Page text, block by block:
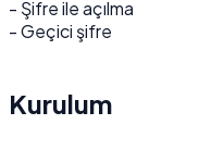
- Şifre ile açılma
- Geçici şifre
Kurulum